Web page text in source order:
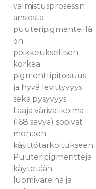
valmistusprosessin
ansiosta
puuteripigmenteillä
on
poikkeuksellisen
korkea
pigmenttipitoisuus
ja hyvä levittyvyys
sekä pysyvyys.
Laaja värivalikoima
(168 sävyä) sopivat
moneen
käyttötarkoitukseen.
Puuteripigmenttejä
käytetään
luomiväreinä ja